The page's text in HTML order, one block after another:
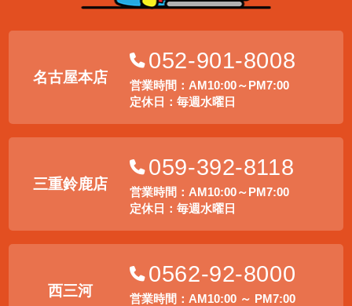
名古屋本店
052-901-8008
営業時間：AM10:00～PM7:00
定休日：毎週水曜日
三重鈴鹿店
059-392-8118
営業時間：AM10:00～PM7:00
定休日：毎週水曜日
西三河
0562-92-8000
営業時間：AM10:00 ～ PM7:00